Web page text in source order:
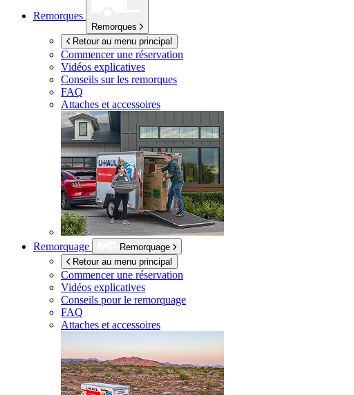
Remorques
Remorques
Retour au menu principal
Commencer une réservation
Vidéos explicatives
Conseils sur les remorques
FAQ
Attaches et accessoires
Remorquage
Remorquage
Retour au menu principal
Commencer une réservation
Vidéos explicatives
Conseils pour le remorquage
FAQ
Attaches et accessoires